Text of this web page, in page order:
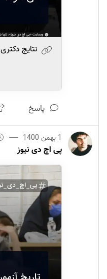
نتایج دکتری 1401 چه زمانی اعلام می شود؟
پاسخ
1 بهمن 1400
پی اچ دی نیوز